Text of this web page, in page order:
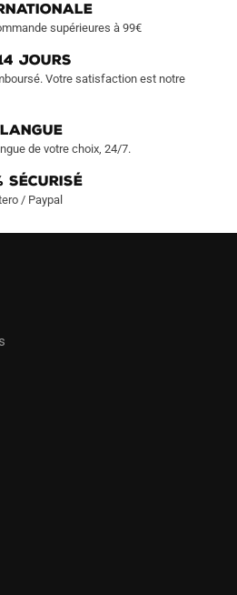
la
supérieures à 99€
JOURS
Votre satisfaction est notre
de votre choix, 24/7.
Sécurisé
/ Paypal